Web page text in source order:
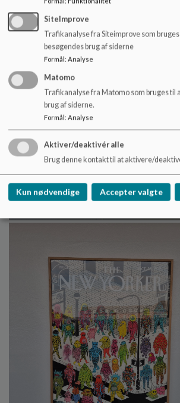
SiteImprove
Trafikanalyse fra Siteimprove som
besøgendes brug af siderne
Formål: Analyse
Matomo
Trafikanalyse fra Matomo som bruges til
brug af siderne.
Formål: Analyse
Aktiver/deaktivér alle
Brug denne kontakt til at aktivere/
Kun nødvendige Accepter valgte